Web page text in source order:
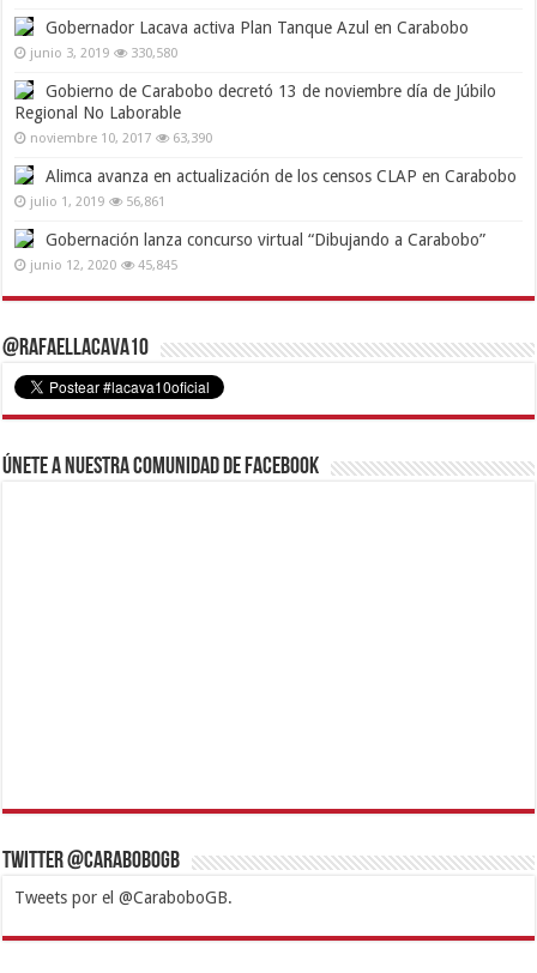
Gobernador Lacava activa Plan Tanque Azul en Carabobo
junio 3, 2019 330,580
Gobierno de Carabobo decretó 13 de noviembre día de Júbilo
Regional No Laborable
noviembre 10, 2017 63,390
Alimca avanza en actualización de los censos CLAP en Carabobo
julio 1, 2019 56,861
Gobernación lanza concurso virtual “Dibujando a Carabobo”
junio 12, 2020 45,845
@RafaelLacava10
Únete a nuestra comunidad de Facebook
Twitter @CaraboboGB
Tweets por el @CaraboboGB.
1xbetBetturkeyBetistKralbetSupertotobetTipobetMatadorbetMariobet
https://mvbcasino.com/